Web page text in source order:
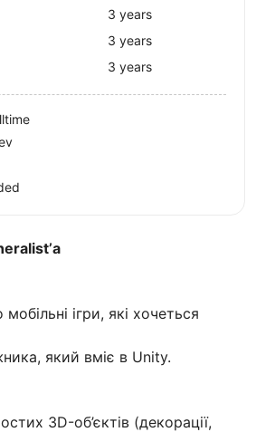
ігри, які хочеться
який вміє в Unity.
3D-об’єктів (декорації,
3 years
3 years
3 years